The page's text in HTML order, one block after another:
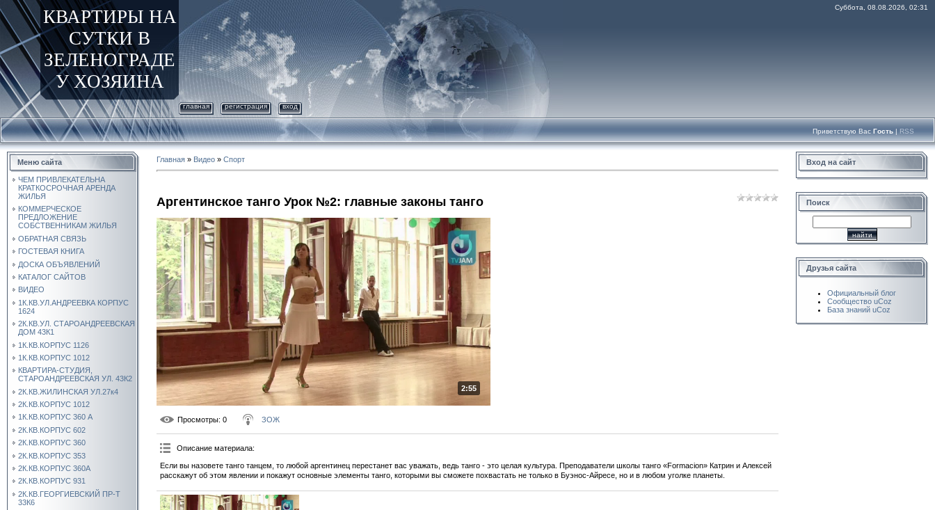
КВАРТИРЫ НА
СУТКИ В
ЗЕЛЕНОГРАДЕ
У ХОЗЯИНА
Суббота, 08.08.2026, 02:31
главная регистрация вход
Приветствую Вас Гость | RSS
Меню сайта
ЧЕМ ПРИВЛЕКАТЕЛЬНА
КРАТКОСРОЧНАЯ АРЕНДА
ЖИЛЬЯ
КОММЕРЧЕСКОЕ
ПРЕДЛОЖЕНИЕ
СОБСТВЕННИКАМ ЖИЛЬЯ
ОБРАТНАЯ СВЯЗЬ
ГОСТЕВАЯ КНИГА
ДОСКА ОБЪЯВЛЕНИЙ
КАТАЛОГ САЙТОВ
ВИДЕО
1К.КВ.УЛ.АНДРЕЕВКА КОРПУС
1624
2К.КВ.УЛ. СТАРОАНДРЕЕВСКАЯ
ДОМ 43К1
1К.КВ.КОРПУС 1126
1К.КВ.КОРПУС 1012
КВАРТИРА-СТУДИЯ,
СТАРОАНДРЕЕВСКАЯ УЛ. 43К2
2К.КВ.ЖИЛИНСКАЯ УЛ.27к4
2К.КВ.КОРПУС 1012
1К.КВ.КОРПУС 360 А
2К.КВ.КОРПУС 602
2К.КВ.КОРПУС 360
2К.КВ.КОРПУС 353
2К.КВ.КОРПУС 360А
2К.КВ.КОРПУС 931
2К.КВ.ГЕОРГИЕВСКИЙ ПР-Т
33К6
Главная » Видео » Спорт
Аргентинское танго Урок №2: главные законы танго
2:55
Просмотры: 0 ЗОЖ
Описание материала:
Если вы назовете танго танцем, то любой аргентинец перестанет вас уважать, ведь танго - это целая культура. Преподаватели школы танго «Formacion» Катрин и Алексей
расскажут об этом явлении и покажут основные элементы танго, которыми вы сможете похвастать не только в Буэнос-Айресе, но и в любом уголке планеты.
Вход на сайт
Поиск
Друзья сайта
Официальный блог
Сообщество uCoz
База знаний uCoz